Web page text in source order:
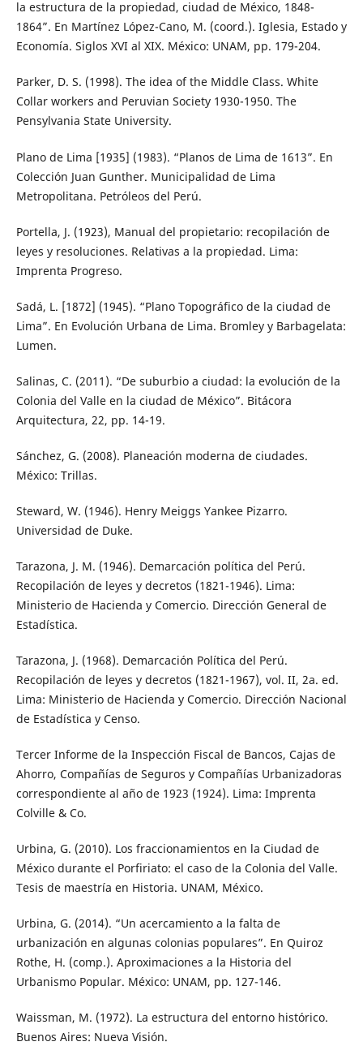
la estructura de la propiedad, ciudad de México, 1848-
1864”. En Martínez López-Cano, M. (coord.). Iglesia, Estado y
Economía. Siglos XVI al XIX. México: UNAM, pp. 179-204.
Parker, D. S. (1998). The idea of the Middle Class. White
Collar workers and Peruvian Society 1930-1950. The
Pensylvania State University.
Plano de Lima [1935] (1983). “Planos de Lima de 1613”. En
Colección Juan Gunther. Municipalidad de Lima
Metropolitana. Petróleos del Perú.
Portella, J. (1923), Manual del propietario: recopilación de
leyes y resoluciones. Relativas a la propiedad. Lima:
Imprenta Progreso.
Sadá, L. [1872] (1945). “Plano Topográfico de la ciudad de
Lima”. En Evolución Urbana de Lima. Bromley y Barbagelata:
Lumen.
Salinas, C. (2011). “De suburbio a ciudad: la evolución de la
Colonia del Valle en la ciudad de México”. Bitácora
Arquitectura, 22, pp. 14-19.
Sánchez, G. (2008). Planeación moderna de ciudades.
México: Trillas.
Steward, W. (1946). Henry Meiggs Yankee Pizarro.
Universidad de Duke.
Tarazona, J. M. (1946). Demarcación política del Perú.
Recopilación de leyes y decretos (1821-1946). Lima:
Ministerio de Hacienda y Comercio. Dirección General de
Estadística.
Tarazona, J. (1968). Demarcación Política del Perú.
Recopilación de leyes y decretos (1821-1967), vol. II, 2a. ed.
Lima: Ministerio de Hacienda y Comercio. Dirección Nacional
de Estadística y Censo.
Tercer Informe de la Inspección Fiscal de Bancos, Cajas de
Ahorro, Compañías de Seguros y Compañías Urbanizadoras
correspondiente al año de 1923 (1924). Lima: Imprenta
Colville & Co.
Urbina, G. (2010). Los fraccionamientos en la Ciudad de
México durante el Porfiriato: el caso de la Colonia del Valle.
Tesis de maestría en Historia. UNAM, México.
Urbina, G. (2014). “Un acercamiento a la falta de
urbanización en algunas colonias populares”. En Quiroz
Rothe, H. (comp.). Aproximaciones a la Historia del
Urbanismo Popular. México: UNAM, pp. 127-146.
Waissman, M. (1972). La estructura del entorno histórico.
Buenos Aires: Nueva Visión.